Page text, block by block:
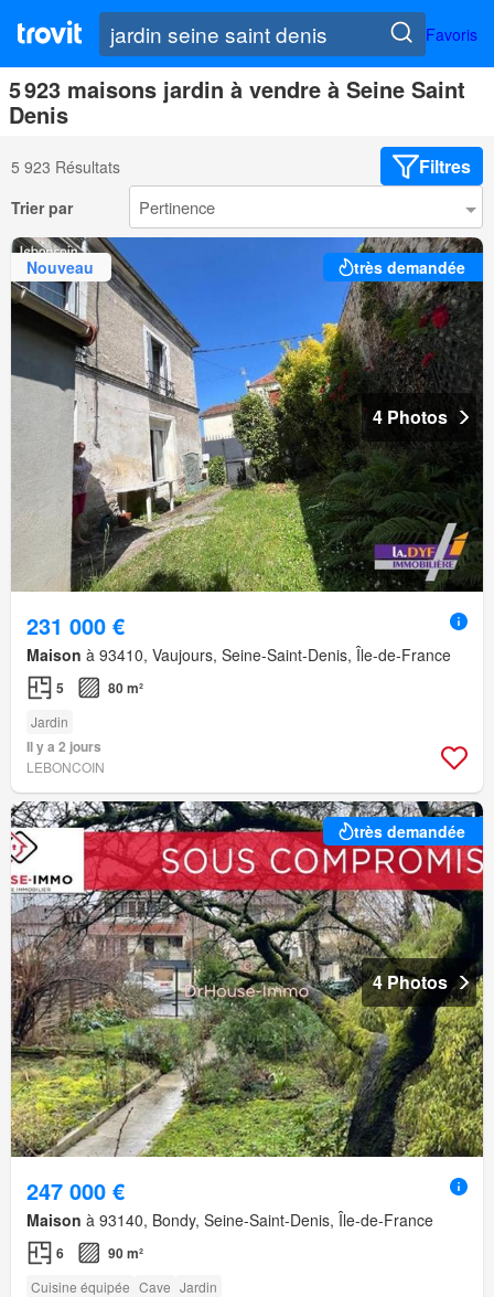
Favoris
5 923 maisons jardin à vendre à Seine Saint
Denis
5 923 Résultats Filtres
Trier par
Nouveau très demandée
4 Photos
231 000 €
Maison à 93410, Vaujours, Seine-Saint-Denis, Île-de-France
5 80 m²
Jardin
Il y a 2 jours
LEBONCOIN
très demandée
4 Photos
247 000 €
Maison à 93140, Bondy, Seine-Saint-Denis, Île-de-France
6 90 m²
Cuisine équipée Cave Jardin